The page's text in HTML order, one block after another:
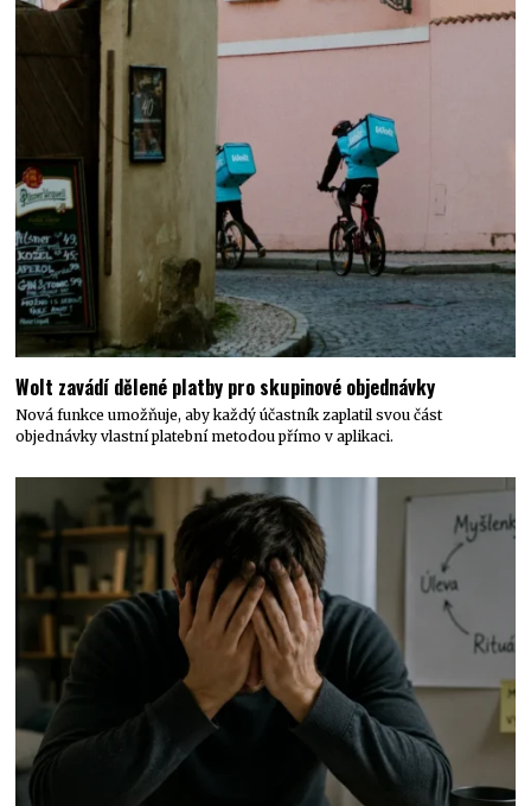
Wolt zavádí dělené platby pro skupinové objednávky
Nová funkce umožňuje, aby každý účastník zaplatil svou část
objednávky vlastní platební metodou přímo v aplikaci.